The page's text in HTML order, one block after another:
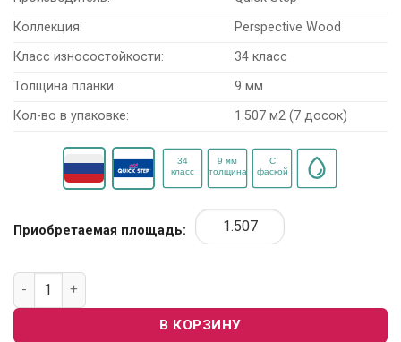
Коллекция:
Perspective Wood
Класс износостойкости:
34 класс
Толщина планки:
9 мм
Кол-во в упаковке:
1.507 м2 (7 досок)
Приобретаемая площадь:
Количество товара Ламинат Quick Step Perspective Wood
В КОРЗИНУ